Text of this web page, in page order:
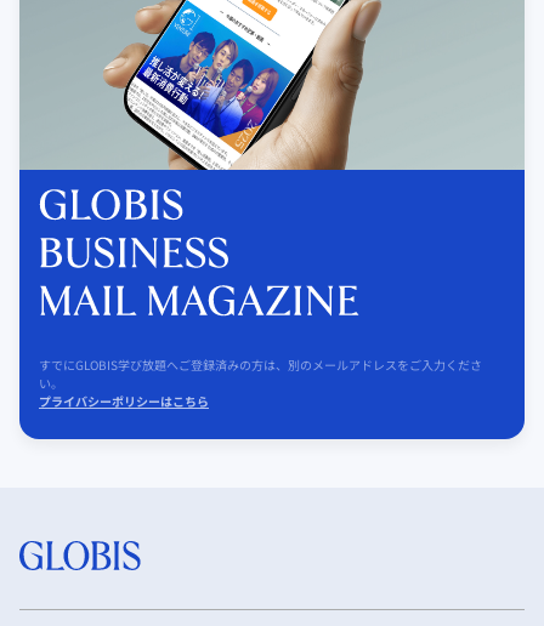
すでにGLOBIS学び放題へご登録済みの方は、別のメールアドレスをご入力くださ
い。
プライバシーポリシーはこちら